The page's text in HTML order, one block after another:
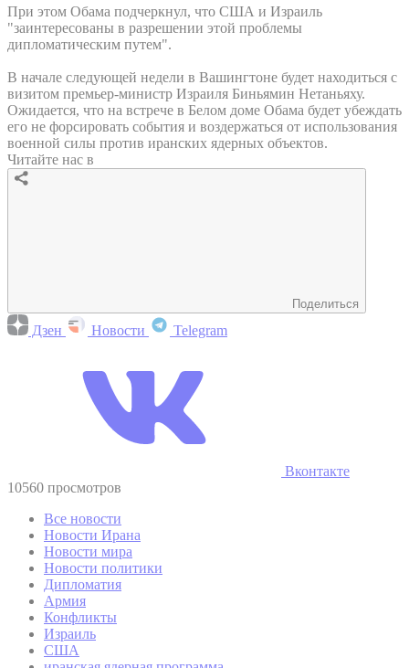
При этом Обама подчеркнул, что США и Израиль
"заинтересованы в разрешении этой проблемы
дипломатическим путем".
В начале следующей недели в Вашингтоне будет находиться с
визитом премьер-министр Израиля Биньямин Нетаньяху.
Ожидается, что на встрече в Белом доме Обама будет убеждать
его не форсировать события и воздержаться от использования
военной силы против иранских ядерных объектов.
Читайте нас в
Поделиться
Дзен Новости Telegram
Вконтакте
10560 просмотров
Все новости
Новости Ирана
Новости мира
Новости политики
Дипломатия
Армия
Конфликты
Израиль
США